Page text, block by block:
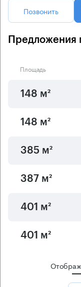
Позвонить
Предложения
Площадь
148 м²
148 м²
385 м²
387 м²
401 м²
401 м²